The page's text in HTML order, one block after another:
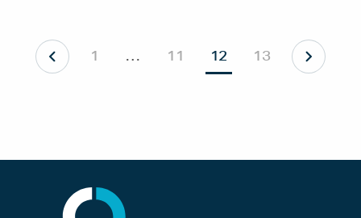
1 … 11 12 13